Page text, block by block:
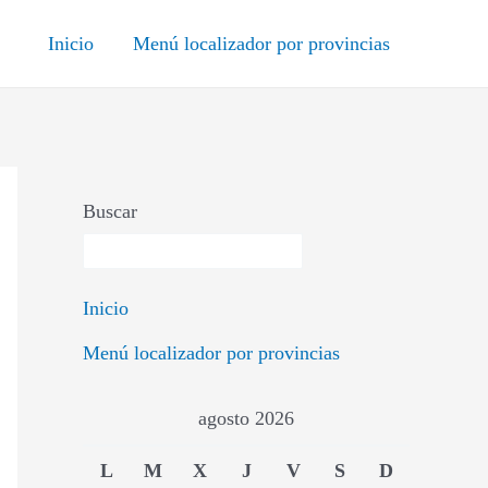
Inicio Menú localizador por provincias
Buscar
Inicio
Menú localizador por provincias
agosto 2026
L M X J V S D